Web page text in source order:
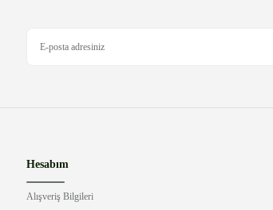
Hesabım
Alışveriş Bilgileri